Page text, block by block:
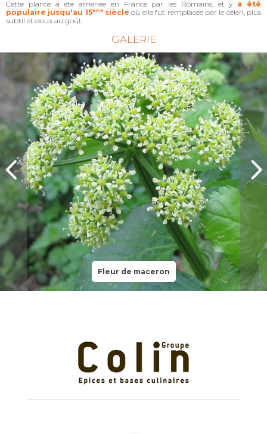
Cette plante a été amenée en France par les Romains, et y a été
populaire jusqu'au 15èmesiècle où elle fut remplacée par le céleri, plus
subtil et doux au goût.
GALERIE
Fleur de maceron